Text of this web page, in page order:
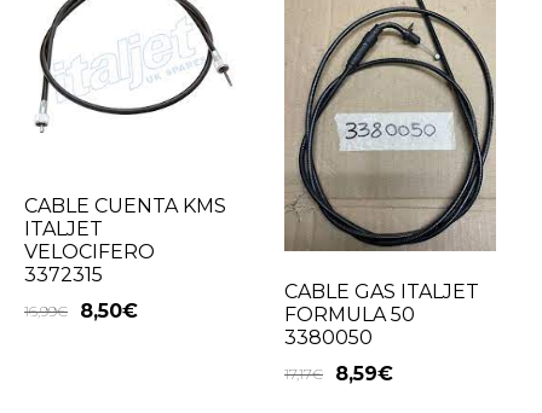
CABLE CUENTA KMS
ITALJET
VELOCIFERO
3372315
16,99€ 8,50€
CABLE GAS ITALJET
FORMULA 50
3380050
17,17€ 8,59€